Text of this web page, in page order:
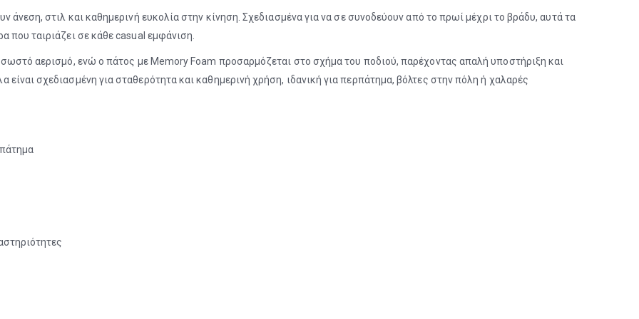
στιλ και καθημερινή ευκολία στην κίνηση. Σχεδιασμένα για να σε συνοδεύουν από το πρωί μέχρι το βράδυ, αυτά τα
ταιριάζει σε κάθε casual εμφάνιση.
αερισμό, ενώ ο πάτος με Memory Foam προσαρμόζεται στο σχήμα του ποδιού, παρέχοντας απαλή υποστήριξη και
σχεδιασμένη για σταθερότητα και καθημερινή χρήση, ιδανική για περπάτημα, βόλτες στην πόλη ή χαλαρές